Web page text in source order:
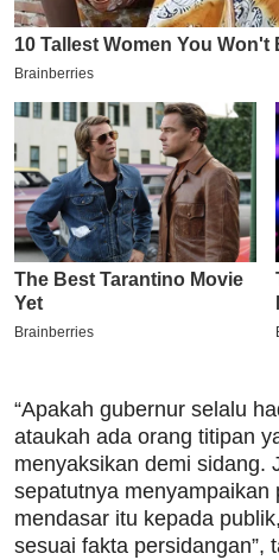
“Apakah gubernur selalu
ataukah ada orang titipan
menyaksikan demi sidang.
sepatutnya menyampaikan
mendasar itu kepada
sesuai fakta persidangan”,